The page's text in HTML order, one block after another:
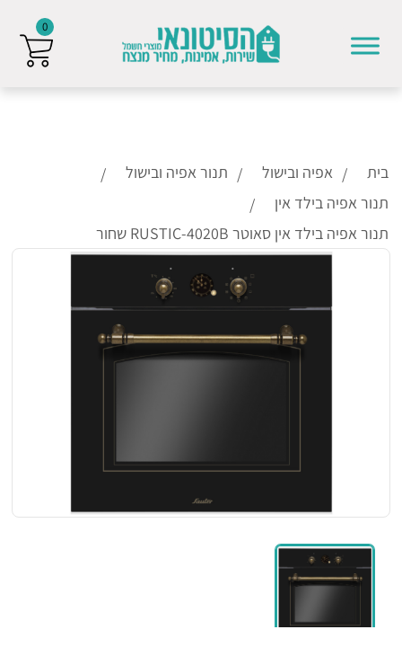
בית אפיה ובישול
תנור אפיה ובישול
תנור אפיה בילד אין
תנור אפיה בילד אין סאוטר RUSTIC-4020B שחור
0